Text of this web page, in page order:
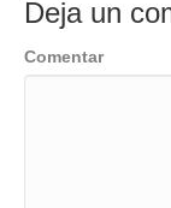
Deja un
Comentar